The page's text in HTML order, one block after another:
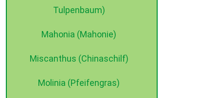
Tulpenbaum)
Mahonia (Mahonie)
Miscanthus (Chinaschilf)
Molinia (Pfeifengras)